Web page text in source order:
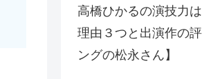
高橋ひかるの演技力
理由３つと出演作の
ングの松永さん】